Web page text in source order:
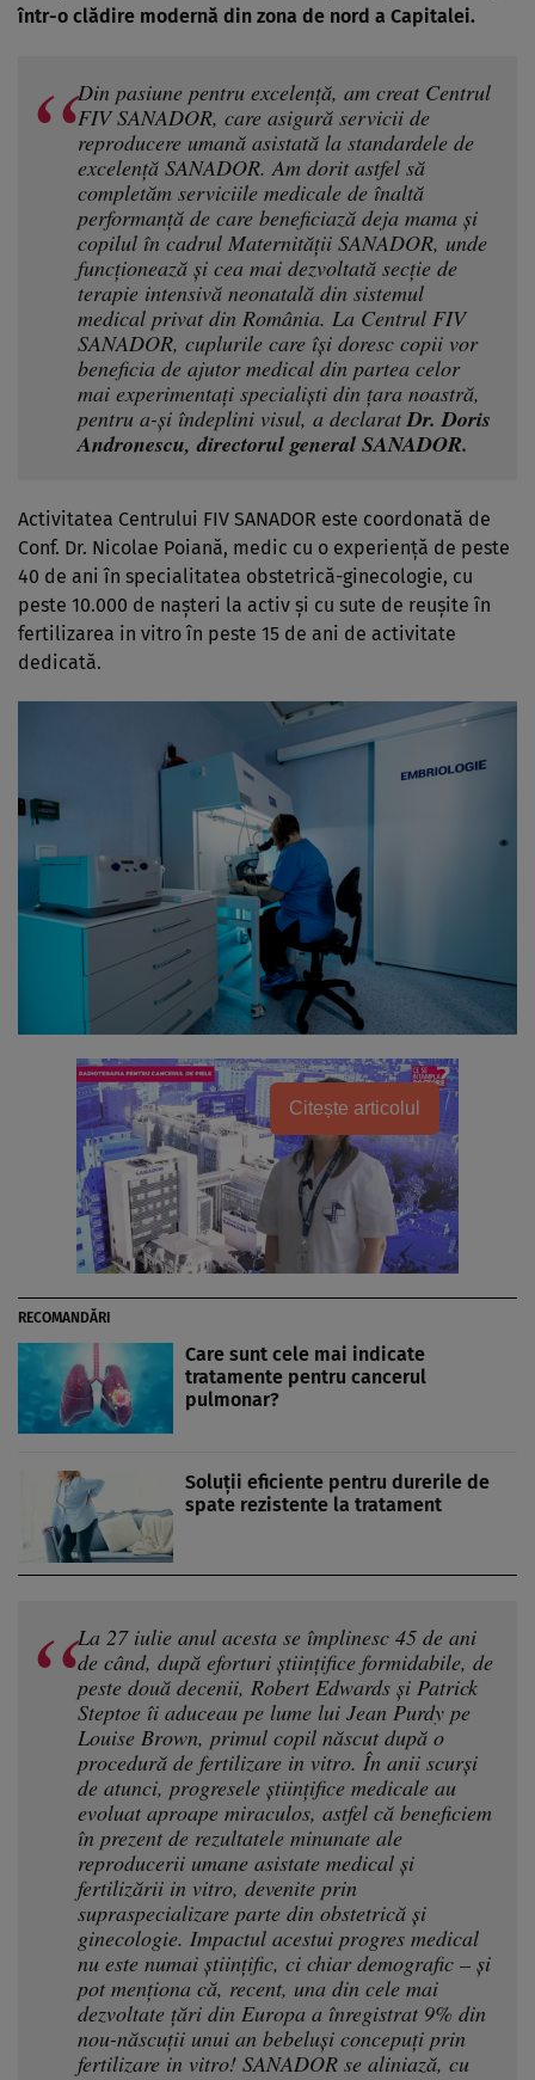
într-o clădire modernă din zona de nord a Capitalei.
Din pasiune pentru excelență, am creat Centrul
FIV SANADOR, care asigură servicii de
reproducere umană asistată la standardele de
excelență SANADOR. Am dorit astfel să
completăm serviciile medicale de înaltă
performanță de care beneficiază deja mama și
copilul în cadrul Maternității SANADOR, unde
funcționează și cea mai dezvoltată secție de
terapie intensivă neonatală din sistemul
medical privat din România. La Centrul FIV
SANADOR, cuplurile care își doresc copii vor
beneficia de ajutor medical din partea celor
mai experimentați specialiști din țara noastră,
pentru a-și îndeplini visul, a declarat Dr. Doris
Andronescu, directorul general SANADOR.
Activitatea Centrului FIV SANADOR este coordonată de
Conf. Dr. Nicolae Poiană, medic cu o experiență de peste
40 de ani în specialitatea obstetrică-ginecologie, cu
peste 10.000 de nașteri la activ și cu sute de reușite în
fertilizarea in vitro în peste 15 de ani de activitate
dedicată.
Citește articolul
RECOMANDĂRI
Care sunt cele mai indicate
tratamente pentru cancerul
pulmonar?
Soluții eficiente pentru durerile de
spate rezistente la tratament
La 27 iulie anul acesta se împlinesc 45 de ani
de când, după eforturi științifice formidabile, de
peste două decenii, Robert Edwards și Patrick
Steptoe îi aduceau pe lume lui Jean Purdy pe
Louise Brown, primul copil născut după o
procedură de fertilizare in vitro. În anii scurși
de atunci, progresele științifice medicale au
evoluat aproape miraculos, astfel că beneficiem
în prezent de rezultatele minunate ale
reproducerii umane asistate medical și
fertilizării in vitro, devenite prin
supraspecializare parte din obstetrică și
ginecologie. Impactul acestui progres medical
nu este numai științific, ci chiar demografic – și
pot menționa că, recent, una din cele mai
dezvoltate țări din Europa a înregistrat 9% din
nou-născuții unui an bebeluși concepuți prin
fertilizare in vitro! SANADOR se aliniază, cu